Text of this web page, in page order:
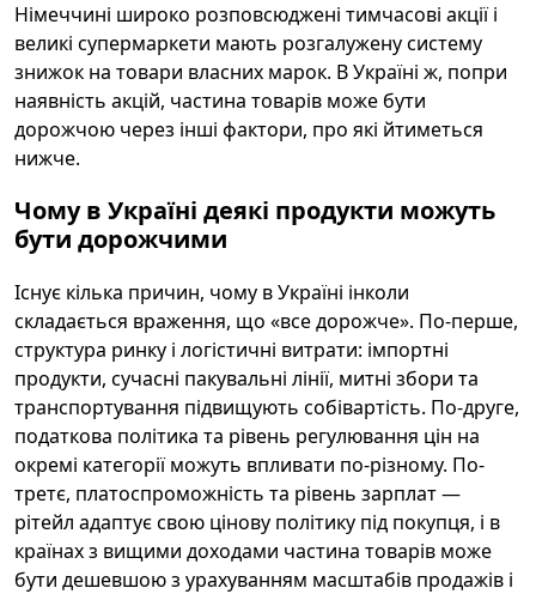
Німеччині широко розповсюджені тимчасові акції і
великі супермаркети мають розгалужену систему
знижок на товари власних марок. В Україні ж, попри
наявність акцій, частина товарів може бути
дорожчою через інші фактори, про які йтиметься
нижче.
Чому в Україні деякі продукти можуть
бути дорожчими
Існує кілька причин, чому в Україні інколи
складається враження, що «все дорожче». По-перше,
структура ринку і логістичні витрати: імпортні
продукти, сучасні пакувальні лінії, митні збори та
транспортування підвищують собівартість. По-друге,
податкова політика та рівень регулювання цін на
окремі категорії можуть впливати по-різному. По-
третє, платоспроможність та рівень зарплат —
рітейл адаптує свою цінову політику під покупця, і в
країнах з вищими доходами частина товарів може
бути дешевшою з урахуванням масштабів продажів і